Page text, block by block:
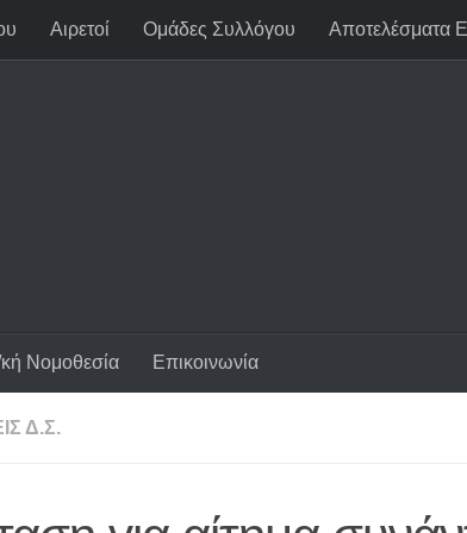
Αιρετοί Ομάδες Συλλόγου Αποτελέσματα
Νομοθεσία Επικοινωνία
Δ.Σ.